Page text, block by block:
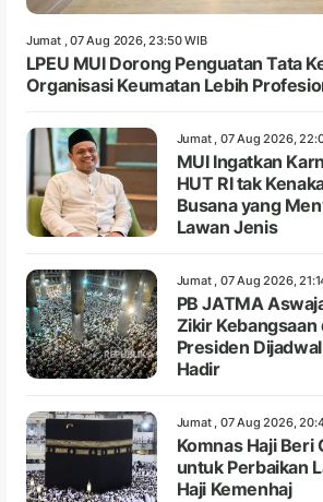
Jumat , 07 Aug 2026, 23:50 WIB
LPEU MUI Dorong Penguatan Tata
Organisasi Keumatan Lebih
Jumat , 07 Aug 2026,
MUI Ingatkan
HUT RI tak
Busana yang
Lawan Jenis
Jumat , 07 Aug 2026,
PB JATMA
Zikir Kebangsaan
Presiden
Hadir
Jumat , 07 Aug 2026,
Komnas Haji Beri
untuk Perbaikan
Haji Kemenhaj